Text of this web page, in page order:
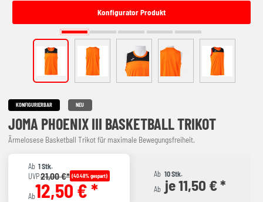
Konfigurator Produkt
KONFIGURIERBAR NEU
JOMA PHOENIX III BASKETBALL TRIKOT
Ärmelosese Basketball Trikot für maximale Bewegungsfreiheit.
Ab 1 Stk.
UVP21,00 €* (40.48% gespart)
Ab12,50 € *
Ab 10 Stk.
Ab je 11,50 € *